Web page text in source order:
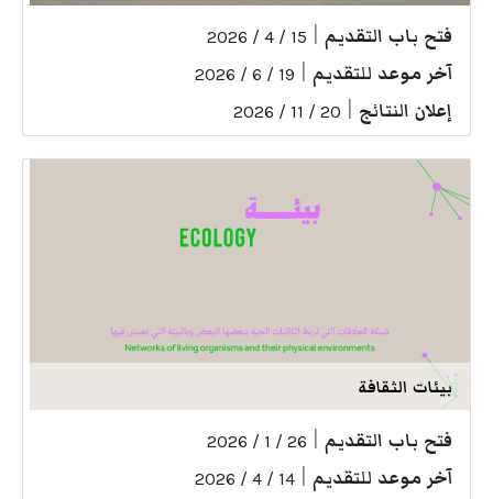
فتح باب التقديم 15 / 4 / 2026
آخر موعد للتقديم 19 / 6 / 2026
إعلان النتائج 20 / 11 / 2026
بيئات الثقافة
فتح باب التقديم 26 / 1 / 2026
آخر موعد للتقديم 14 / 4 / 2026